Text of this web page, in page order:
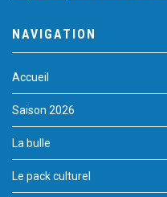
NAVIGATION
Accueil
Saison 2026
La bulle
Le pack culturel